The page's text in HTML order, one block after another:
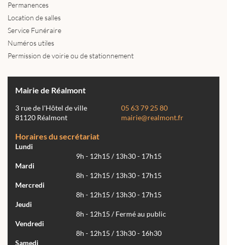
Permanences
Location de salles
Service Funéraire
Numéros utiles
Permission de voirie ou de stationnement
Mairie de Réalmont
3 rue de l'Hôtel de ville
81120 Réalmont
05 63 79 25 80
mairie@realmont.fr
Horaires du secrétariat
Lundi
9h - 12h15 / 13h30 - 17h15
Mardi
8h - 12h15 / 13h30 - 17h15
Mercredi
8h - 12h15 / 13h30 - 17h15
Jeudi
8h - 12h15 / Fermé au public
Vendredi
8h - 12h15 / 13h30 - 16h30
Samedi